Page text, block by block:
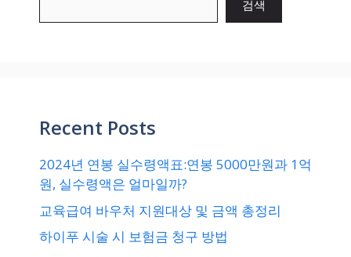
검색
Recent Posts
2024년 연봉 실수령액표:연봉 5000만원과 1억
원, 실수령액은 얼마일까?
교육급여 바우처 지원대상 및 금액 총정리
하이푸 시술 시 보험금 청구 방법